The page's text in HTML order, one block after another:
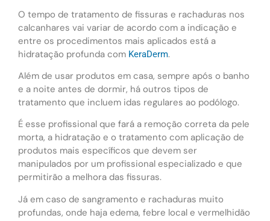
O tempo de tratamento de fissuras e rachaduras nos
calcanhares vai variar de acordo com a indicação e
entre os procedimentos mais aplicados está a
hidratação profunda com KeraDerm.
Além de usar produtos em casa, sempre após o banho
e a noite antes de dormir, há outros tipos de
tratamento que incluem idas regulares ao podólogo.
É esse profissional que fará a remoção correta da pele
morta, a hidratação e o tratamento com aplicação de
produtos mais específicos que devem ser
manipulados por um profissional especializado e que
permitirão a melhora das fissuras.
Já em caso de sangramento e rachaduras muito
profundas, onde haja edema, febre local e vermelhidão